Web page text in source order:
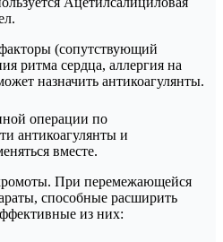
(сопутствующий
ритма сердца, аллергия на
назначить антикоагулянты.
операции по
антикоагулянты и
вместе.
При перемежающейся
способные расширить
из них: